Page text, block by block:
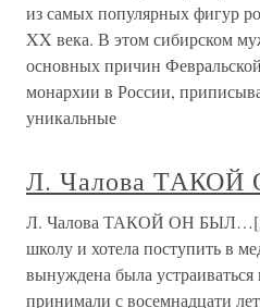
из самых популярных фигур
XX века. В этом сибирском
основных причин
монархии в России,
уникальные
Л. Чалова
Л. Чалова ТАКОЙ ОН
школу и хотела поступить в
вынуждена была устраиваться
принимали с восемнадцати